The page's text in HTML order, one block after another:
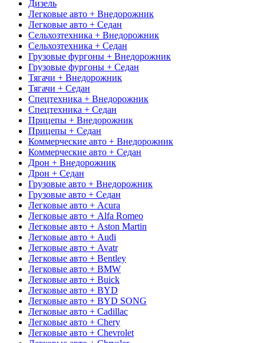
Дизель
Легковые авто + Внедорожник
Легковые авто + Седан
Сельхозтехника + Внедорожник
Сельхозтехника + Седан
Грузовые фургоны + Внедорожник
Грузовые фургоны + Седан
Тягачи + Внедорожник
Тягачи + Седан
Спецтехника + Внедорожник
Спецтехника + Седан
Прицепы + Внедорожник
Прицепы + Седан
Коммерческие авто + Внедорожник
Коммерческие авто + Седан
Дрон + Внедорожник
Дрон + Седан
Грузовые авто + Внедорожник
Грузовые авто + Седан
Легковые авто + Acura
Легковые авто + Alfa Romeo
Легковые авто + Aston Martin
Легковые авто + Audi
Легковые авто + Avatr
Легковые авто + Bentley
Легковые авто + BMW
Легковые авто + Buick
Легковые авто + BYD
Легковые авто + BYD SONG
Легковые авто + Cadillac
Легковые авто + Chery
Легковые авто + Chevrolet